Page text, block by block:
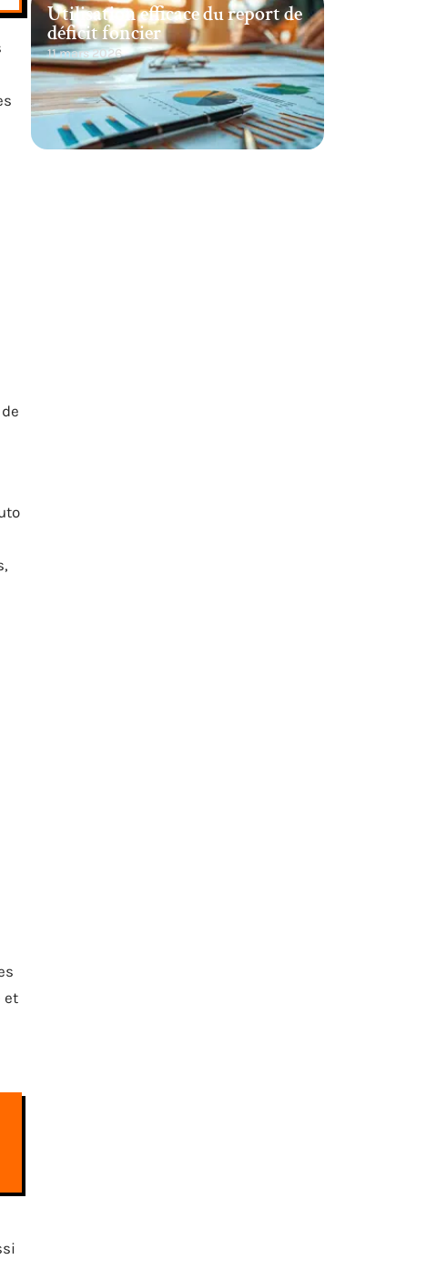
et
Utilisation efficace du report de
déficit foncier
11 mars 2026